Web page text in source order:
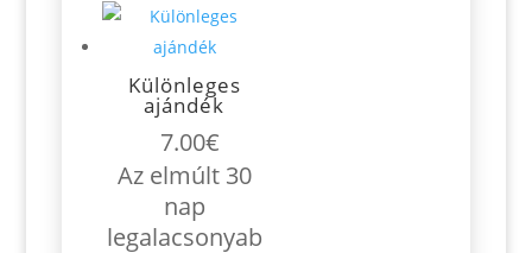
Különleges
ajándék
7.00€
Az elmúlt 30
nap
legalacsonyab